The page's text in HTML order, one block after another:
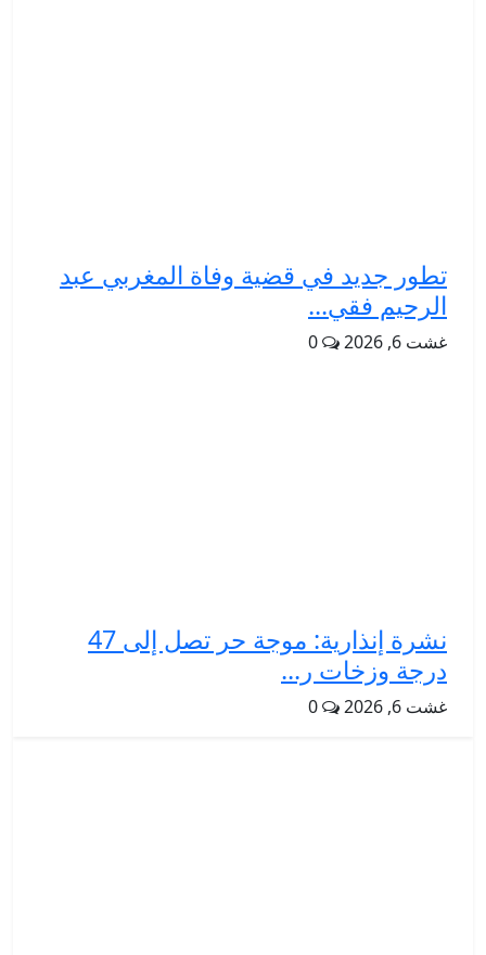
تطور جديد في قضية وفاة المغربي عبد
الرحيم فقي...
غشت 6, 2026 0
نشرة إنذارية: موجة حر تصل إلى 47
درجة وزخات ر...
غشت 6, 2026 0